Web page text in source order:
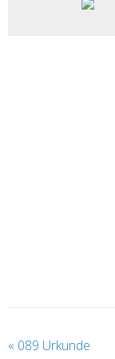
« 089 Urkunde